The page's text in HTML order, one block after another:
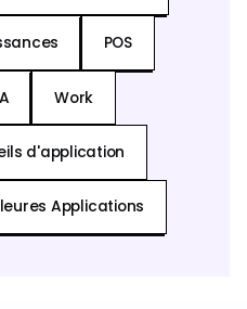
POS
Work
d'application
Applications